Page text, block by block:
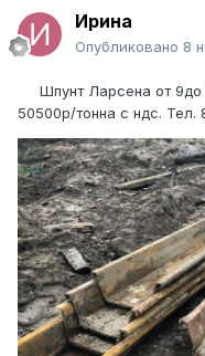
Ирина
Опубликовано 8
Шпунт Ларсена от 9до
50500р/тонна с ндс. Тел.